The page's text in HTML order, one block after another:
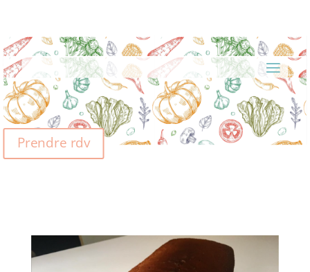
Prendre rdv